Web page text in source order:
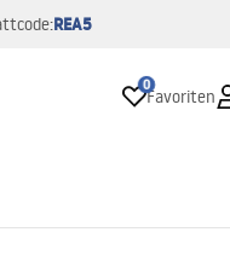
REA5
0
Favoriten